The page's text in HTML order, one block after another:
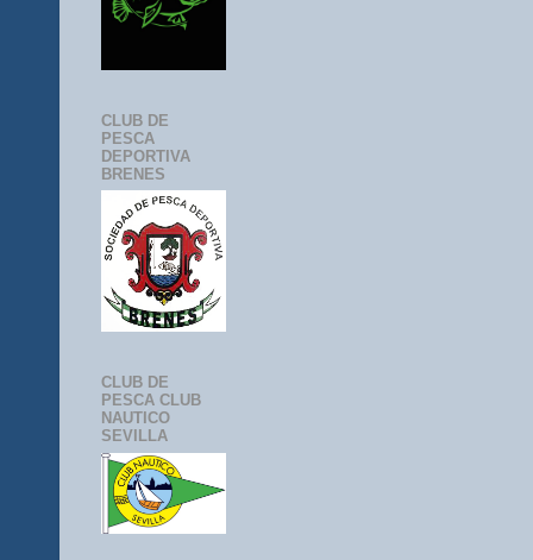
CLUB DE
PESCA
DEPORTIVA
BRENES
CLUB DE
PESCA CLUB
NAUTICO
SEVILLA